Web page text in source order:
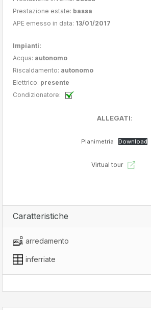
Prestazione estate: bassa
APE emesso in data: 13/01/2017
Impianti:
Acqua: autonomo
Riscaldamento: autonomo
Elettrico: presente
Condizionatore:
ALLEGATI:
Planimetria Download
Virtual tour
Caratteristiche
arredamento
inferriate